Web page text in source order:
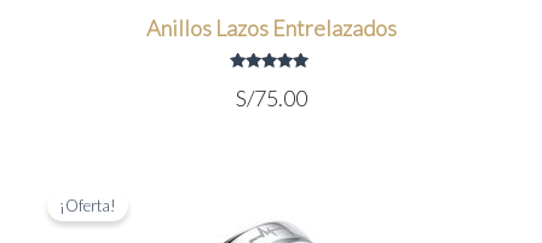
Anillos Lazos Entrelazados
con
5.00
S/75.00
¡Oferta!